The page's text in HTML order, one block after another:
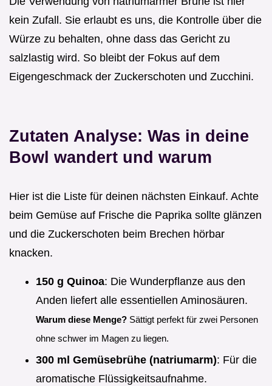
kein Zufall. Sie erlaubt es uns, die Kontrolle über die
Würze zu behalten, ohne dass das Gericht zu
salzlastig wird. So bleibt der Fokus auf dem
Eigengeschmack der Zuckerschoten und Zucchini.
Zutaten Analyse: Was in deine
Bowl wandert und warum
Hier ist die Liste für deinen nächsten Einkauf. Achte
beim Gemüse auf Frische die Paprika sollte glänzen
und die Zuckerschoten beim Brechen hörbar
knacken.
150 g Quinoa: Die Wunderpflanze aus den
Anden liefert alle essentiellen Aminosäuren.
Warum diese Menge? Sättigt perfekt für zwei Personen
ohne schwer im Magen zu liegen.
300 ml Gemüsebrühe (natriumarm): Für die
aromatische Flüssigkeitsaufnahme.